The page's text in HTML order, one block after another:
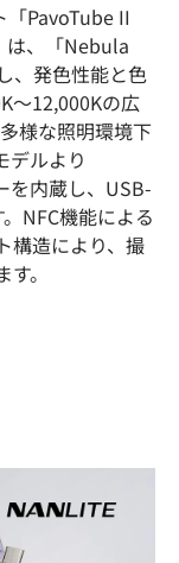
「PavoTube II
は、「Nebula
、発色性能と色
〜12,000Kの広
様な照明環境下
デルより
を内蔵し、USB-
NFC機能による
構造により、撮
。